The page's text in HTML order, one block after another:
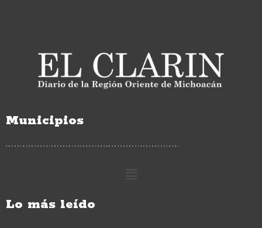
Municipios
Lo más leído